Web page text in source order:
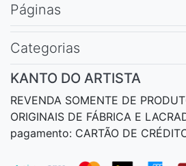
Páginas
Categorias
KANTO DO ARTISTA
REVENDA SOMENTE DE
ORIGINAIS DE FÁBRICA E
pagamento: CARTÃO DE